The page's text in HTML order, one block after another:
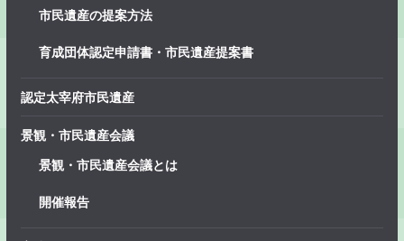
市民遺産の提案方法
育成団体認定申請書・市民遺産提案書
認定太宰府市民遺産
景観・市民遺産会議
景観・市民遺産会議とは
開催報告